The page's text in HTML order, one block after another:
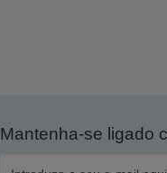
Mantenha-se ligado